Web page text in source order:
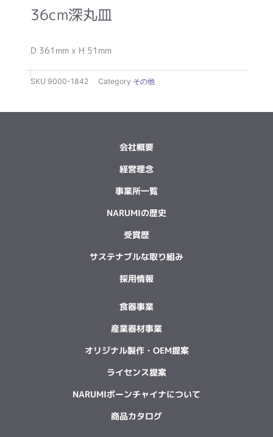
36cm深丸皿
D 361mm x H 51mm
SKU 9000-1842 Category その他
会社概要
経営理念
事業所一覧
NARUMIの歴史
受賞歴
サステナブルな取り組み
採用情報
食器事業
産業器材事業
オリジナル製作・OEM提案
ライセンス提案
NARUMIボーンチャイナについて
商品カタログ